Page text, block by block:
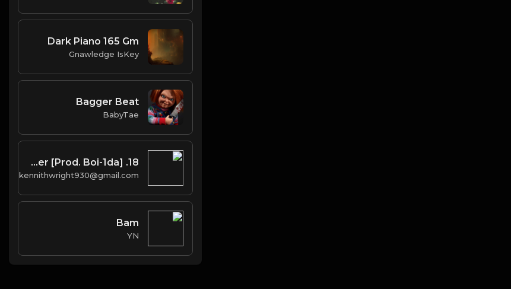
Dark Piano 165 Gm
Gnawledge IsKey
Bagger Beat
BabyTae
18. Forever [Prod. Boi-1da]
kennithwright930@gmail.com
Bam
YN